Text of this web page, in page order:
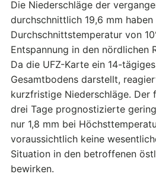
Die Niederschläge der
durchschnittlich 19,6 mm
Durchschnittstemperatur von
Entspannung in den nördlichen
Da die UFZ-Karte ein 14-
Gesamtbodens darstellt,
kurzfristige Niederschläge. Der
drei Tage prognostizierte
nur 1,8 mm bei
voraussichtlich keine
Situation in den betroffenen
bewirken.